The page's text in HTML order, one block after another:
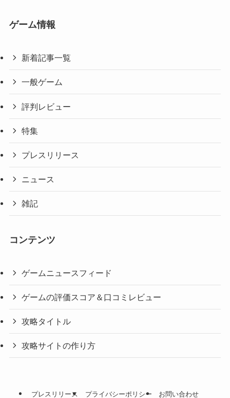
ゲーム情報
新着記事一覧
一般ゲーム
評判レビュー
特集
プレスリリース
ニュース
雑記
コンテンツ
ゲームニュースフィード
ゲームの評価スコア＆口コミレビュー
攻略タイトル
攻略サイトの作り方
プレスリリース プライバシーポリシー お問い合わせ